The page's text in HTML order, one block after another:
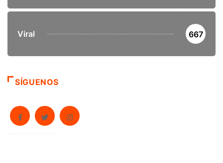
Viral 667
SÍGUENOS